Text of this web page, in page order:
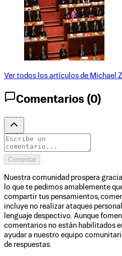
Ver todos los artículos de Michael
Comentarios (0)
Comentar
Nuestra comunidad prospera
lo que te pedimos amablemente
compartir tus pensamientos,
incluye no realizar ataques
lenguaje despectivo. Aunque
comentarios no están habilitados
ayudar a nuestro equipo
de respuestas.